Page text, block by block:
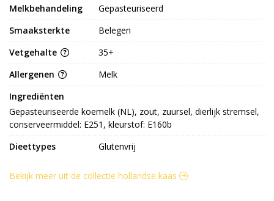
Melkbehandeling
Gepasteuriseerd
Smaaksterkte
Belegen
Vetgehalte
35+
Allergenen
Melk
Ingrediënten
Gepasteuriseerde koemelk (NL), zout, zuursel, dierlijk stremsel,
conserveermiddel: E251, kleurstof: E160b
Dieettypes
Glutenvrij
Bekijk meer uit de collectie hollandse kaas